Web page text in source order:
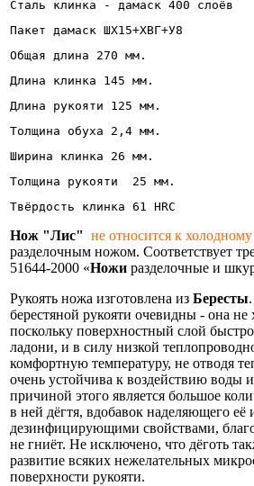
Сталь клинка - дамаск 400 слоёв
Пакет дамаск ШХ15+ХВГ+У8
Общая длина 270 мм.
Длина клинка 145 мм.
Длина рукояти 125 мм.
Толщина обуха 2,4 мм.
Ширина клинка 26 мм.
Толщина рукояти  25 мм.
Твёрдость клинка 61 HRC
Нож "Лис" не относится к
разделочным ножом. Соответствует
51644-2000 «Ножи разделочные и
Рукоять ножа изготовлена из Бересты
берестяной рукояти очевидны - она не
поскольку поверхностный слой быстро
ладони, и в силу низкой
комфортную температуру, не отводя
очень устойчива к воздействию воды
причиной этого является большое
в ней дёгтя, вдобавок наделяющего её
дезинфицирующими свойствами,
не гниёт. Не исключено, что дёготь
развитие всяких нежелательных
поверхности рукояти.